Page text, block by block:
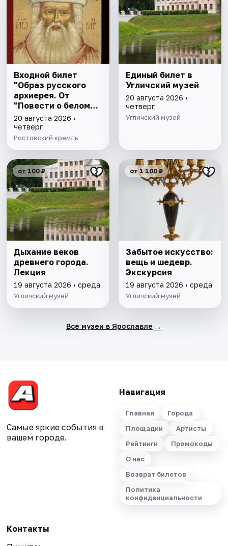
Входной билет
"Образ русского
архиерея. От
"Повести о белом
клобуке" до
восстановления
патриаршества"
20 августа 2026 •
четверг
Ростовский кремль
Единый билет в
Угличский музей
20 августа 2026 •
четверг
Угличский музей
от 100 ₽
Дыхание веков
древнего города.
Лекция
19 августа 2026 • среда
Угличский музей
от 1 100 ₽
Забытое искусство:
вещь и шедевр.
Экскурсия
19 августа 2026 • среда
Угличский музей
Все музеи в Ярославле →
Самые яркие события в
вашем городе.
Навигация
Главная
Города
Площадки
Артисты
Рейтинги
Промокоды
О нас
Возврат билетов
Политика
конфиденциальности
Контакты